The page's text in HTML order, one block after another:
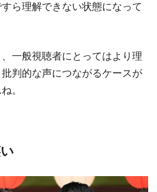
ら理解できない状態になって
一般視聴者にとってはより理
判的な声につながるケースが
。